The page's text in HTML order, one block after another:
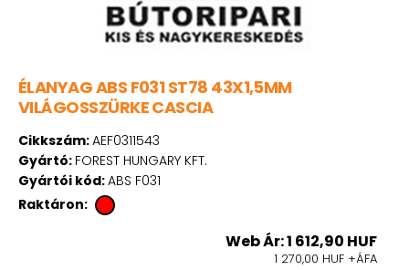
ÉLANYAG ABS F031 ST78 43X1,5MM
VILÁGOSSZÜRKE CASCIA
Cikkszám:AEF0311543
Gyártó: FOREST HUNGARY KFT.
Gyártói kód:ABS F031
Raktáron:
Web Ár: 1 612,90 HUF
1 270,00 HUF +ÁFA